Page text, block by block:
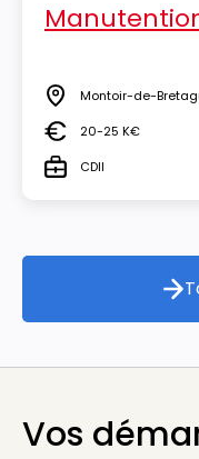
Lieu Montoir-de-
Salaire20-25 K€
TypeCDII
Vos